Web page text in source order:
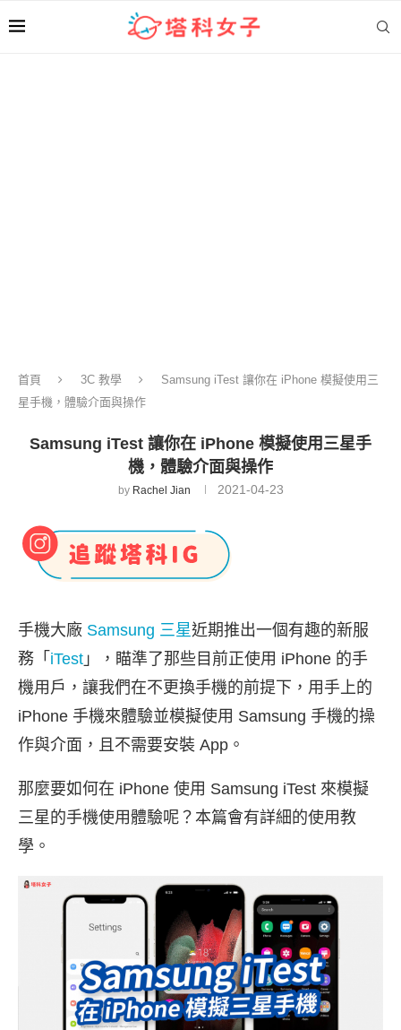
首頁 3C 教學
Samsung iTest 讓你在 iPhone 模擬使用三
星手機，體驗介面與操作
Samsung iTest 讓你在 iPhone 模擬使用三星手
機，體驗介面與操作
by Rachel Jian 2021-04-23
手機大廠 Samsung 三星近期推出一個有趣的新服
務「 iTest 」，瞄準了那些目前正使用 iPhone 的手
機用戶，讓我們在不更換手機的前提下，用手上的
iPhone 手機來體驗並模擬使用 Samsung 手機的操
作與介面，且不需要安裝 App。
那麼要如何在 iPhone 使用 Samsung iTest 來模擬
三星的手機使用體驗呢？本篇會有詳細的使用教
學。